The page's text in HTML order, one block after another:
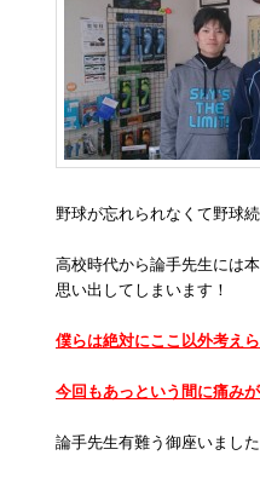
野球が忘れられなくて野球
高校時代から論手先生には
思い出してしまいます！
僕らは絶対にここ以外考え
今回もあっという間に痛み
論手先生有難う御座いまし